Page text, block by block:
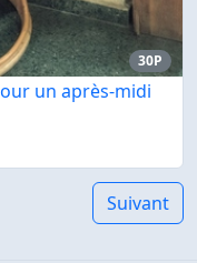
30P
un après-midi
Suivant